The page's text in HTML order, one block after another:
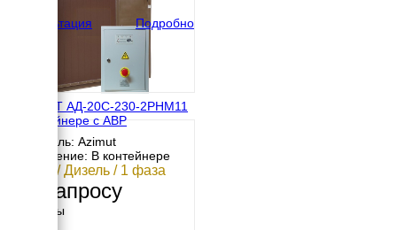
Консультация
Подробно
АЗИМУТ АД-20С-230-2РНМ11
в контейнере с АВР
Двигатель: Azimut
Исполнение: В контейнере
20 кВт / Дизель / 1 фаза
По запросу
Размеры